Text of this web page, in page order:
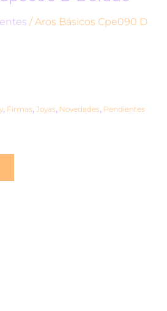
/ Aros Básicos Cpe090 D
, Firmas, Joyas, Novedades, Pendientes